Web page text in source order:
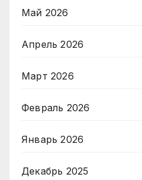
Май 2026
Апрель 2026
Март 2026
Февраль 2026
Январь 2026
Декабрь 2025